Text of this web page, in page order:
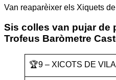
Van reaparèixer els Xiquets
Sis colles van pujar de
Trofeus Baròmetre
🏆9 – XICOTS DE